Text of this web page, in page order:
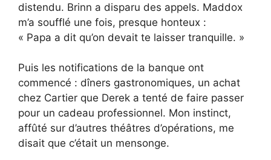
distendu. Brinn a disparu des appels. Maddox
m’a soufflé une fois, presque honteux :
« Papa a dit qu’on devait te laisser tranquille. »
Puis les notifications de la banque ont
commencé : dîners gastronomiques, un achat
chez Cartier que Derek a tenté de faire passer
pour un cadeau professionnel. Mon instinct,
affûté sur d’autres théâtres d’opérations, me
disait que c’était un mensonge.